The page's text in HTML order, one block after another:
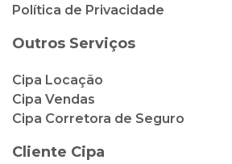
Política de Privacidade
Outros Serviços
Cipa Locação
Cipa Vendas
Cipa Corretora de Seguro
Cliente Cipa